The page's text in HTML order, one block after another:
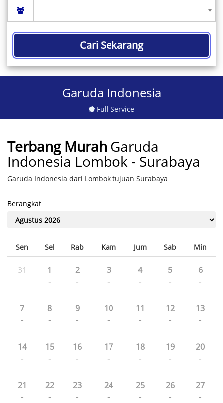
Cari Sekarang
Garuda Indonesia
Full Service
Terbang Murah Garuda
Indonesia Lombok - Surabaya
Garuda Indonesia dari Lombok tujuan Surabaya
Berangkat
Sen Sel Rab Kam Jum Sab Min
31 1
-
2
-
3
-
4
-
5
-
6
-
7
-
8
-
9
-
10
-
11
-
12
-
13
-
14
-
15
-
16
-
17
-
18
-
19
-
20
-
21
-
22
-
23
-
24
-
25
-
26
-
27
-